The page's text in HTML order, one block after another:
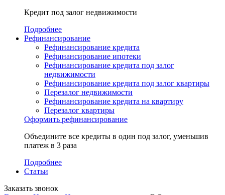
Кредит под залог недвижимости
Подробнее
Рефинансирование
Рефинансирование кредита
Рефинансирование ипотеки
Рефинансирование кредита под залог
недвижимости
Рефинансирование кредита под залог квартиры
Перезалог недвижимости
Рефинансирование кредита на квартиру
Перезалог квартиры
Оформить рефинансирование
Объедините все кредиты в один под залог, уменьшив
платеж в 3 раза
Подробнее
Статьи
Заказать звонок